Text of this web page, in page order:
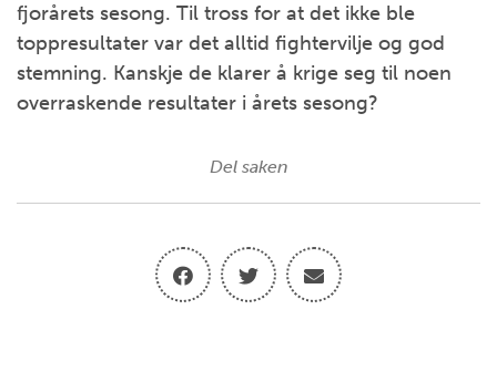
fjorårets sesong. Til tross for at det ikke ble
toppresultater var det alltid fightervilje og god
stemning. Kanskje de klarer å krige seg til noen
overraskende resultater i årets sesong?
Del saken